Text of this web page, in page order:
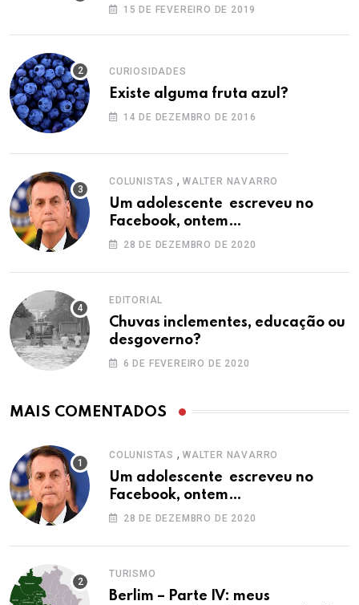
15 DE FEVEREIRO DE 2019
CURIOSIDADES
Existe alguma fruta azul?
14 DE DEZEMBRO DE 2016
COLUNISTAS , WALTER NAVARRO
Um adolescente escreveu no
Facebook, ontem…
28 DE DEZEMBRO DE 2020
EDITORIAL
Chuvas inclementes, educação ou
desgoverno?
6 DE FEVEREIRO DE 2020
MAIS COMENTADOS
COLUNISTAS , WALTER NAVARRO
Um adolescente escreveu no
Facebook, ontem…
28 DE DEZEMBRO DE 2020
TURISMO
Berlim – Parte IV: meus